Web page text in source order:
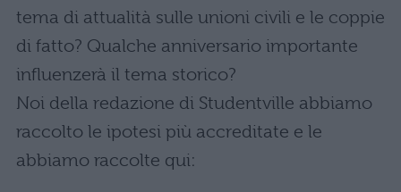
tema di attualità sulle unioni civili e le coppie
di fatto? Qualche anniversario importante
influenzerà il tema storico?
Noi della redazione di Studentville abbiamo
raccolto le ipotesi più accreditate e le
abbiamo raccolte qui: